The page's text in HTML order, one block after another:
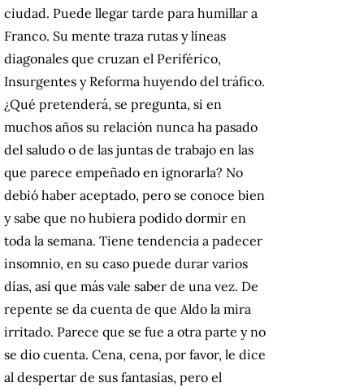
ciudad. Puede llegar tarde para humillar a
Franco. Su mente traza rutas y líneas
diagonales que cruzan el Periférico,
Insurgentes y Reforma huyendo del tráfico.
¿Qué pretenderá, se pregunta, si en
muchos años su relación nunca ha pasado
del saludo o de las juntas de trabajo en las
que parece empeñado en ignorarla? No
debió haber aceptado, pero se conoce bien
y sabe que no hubiera podido dormir en
toda la semana. Tiene tendencia a padecer
insomnio, en su caso puede durar varios
días, así que más vale saber de una vez. De
repente se da cuenta de que Aldo la mira
irritado. Parece que se fue a otra parte y no
se dio cuenta. Cena, cena, por favor, le dice
al despertar de sus fantasías, pero el